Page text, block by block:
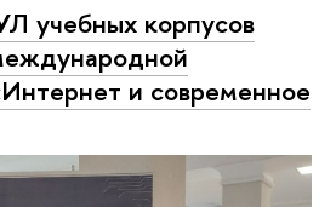
учебных корпусов
и современное